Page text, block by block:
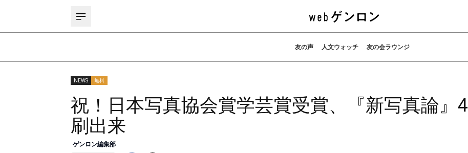
友の声 人文ウォッチ 友の会ラウンジ
NEWS 無料
祝！日本写真協会賞学芸賞受賞、『新写真論』4
刷出来
ゲンロン編集部